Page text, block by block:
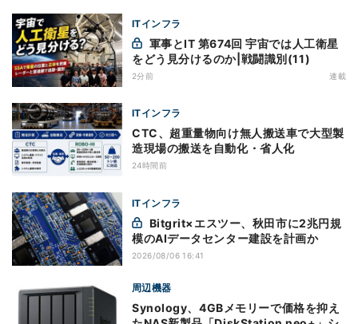
ITインフラ
をどう見分けるのか|戦闘識別(11)
2分前 連載
ITインフラ
CTC、超重量物向け無人搬送車で大型製
造現場の搬送を自動化・省人化
24時間前
ITインフラ
模のAIデータセンター建設を計画か
2026/08/06 16:41
周辺機器
Synology、4GBメモリーで価格を抑え